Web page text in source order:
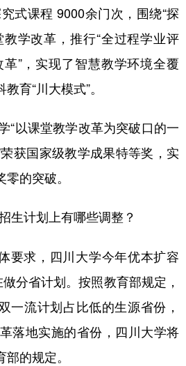
式课程 9000余门次，围绕“探
学改革，推行“全过程学业评
”，实现了智慧教学环境全覆
育“川大模式”。
“以课堂教学改革为突破口的一
获国家级教学成果特等奖，实
的突破。
生计划上有哪些调整？
要求，四川大学今年优本扩容
分省计划。按照教育部规定，
一流计划占比低的生源省份，
落地实施的省份，四川大学将
的规定。